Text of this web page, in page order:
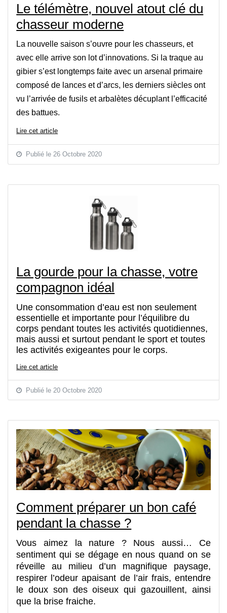
Le télémètre, nouvel atout clé du
chasseur moderne
La nouvelle saison s’ouvre pour les chasseurs, et
avec elle arrive son lot d’innovations. Si la traque au
gibier s’est longtemps faite avec un arsenal primaire
composé de lances et d’arcs, les derniers siècles ont
vu l’arrivée de fusils et arbalètes décuplant l’efficacité
des battues.
Lire cet article
Publié le 26 Octobre 2020
La gourde pour la chasse, votre
compagnon idéal
Une consommation d’eau est non seulement
essentielle et importante pour l’équilibre du
corps pendant toutes les activités quotidiennes,
mais aussi et surtout pendant le sport et toutes
les activités exigeantes pour le corps.
Lire cet article
Publié le 20 Octobre 2020
Comment préparer un bon café
pendant la chasse ?
Vous aimez la nature ? Nous aussi… Ce
sentiment qui se dégage en nous quand on se
réveille au milieu d’un magnifique paysage,
respirer l’odeur apaisant de l’air frais, entendre
le doux son des oiseux qui gazouillent, ainsi
que la brise fraiche.